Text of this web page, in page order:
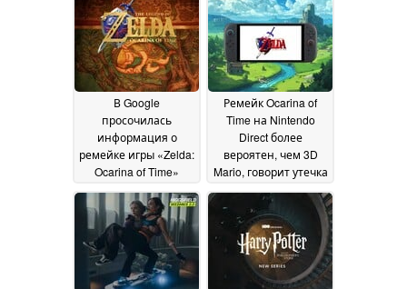
В Google
просочилась
информация о
ремейке игры «Zelda:
Ocarina of Time»
после выхода
трейлера Direct
Switch 2 15 June 2026
Ремейк Ocarina of
Time на Nintendo
Direct более
вероятен, чем 3D
Mario, говорит утечка
09 June 2026